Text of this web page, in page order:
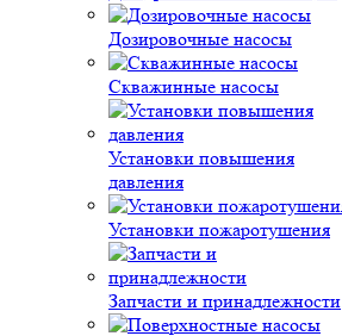
Дозировочные насосы
Скважинные насосы
Установки повышения
давления
Установки пожаротушения
Запчасти и принадлежности